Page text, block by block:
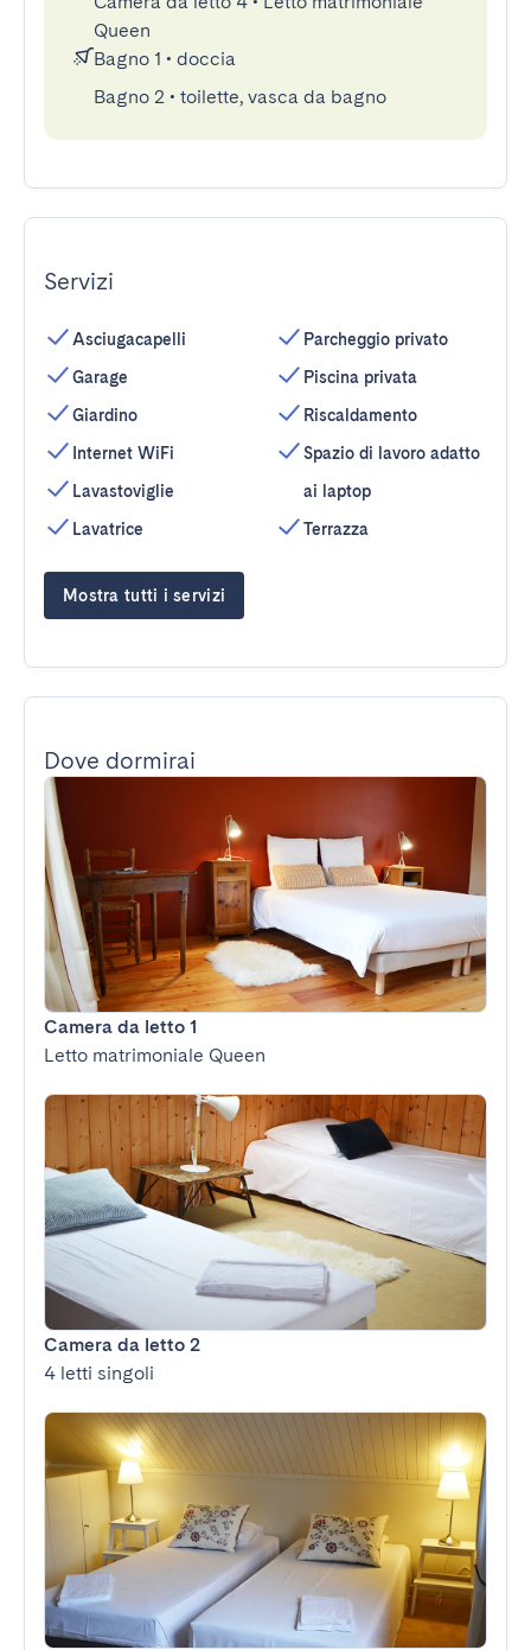
Queen
Bagno 1 • doccia
Bagno 2 • toilette, vasca da bagno
Servizi
Asciugacapelli
Garage
Giardino
Internet WiFi
Lavastoviglie
Lavatrice
Parcheggio privato
Piscina privata
Riscaldamento
Spazio di lavoro adatto
ai laptop
Terrazza
Mostra tutti i servizi
Dove dormirai
Camera da letto 1
Letto matrimoniale Queen
Camera da letto 2
4 letti singoli